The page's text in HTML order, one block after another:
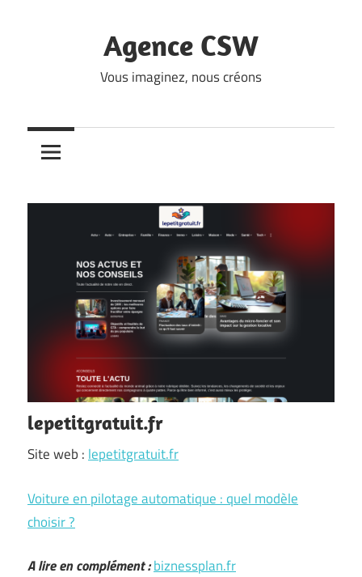
Agence CSW
Vous imaginez, nous créons
lepetitgratuit.fr
Site web : lepetitgratuit.fr
Voiture en pilotage automatique : quel modèle
choisir ?
A lire en complément :biznessplan.fr